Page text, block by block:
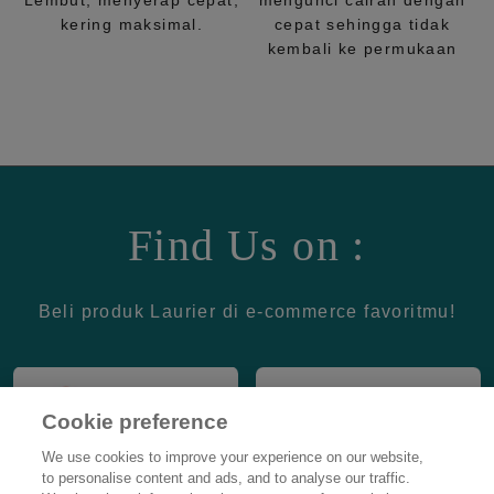
kering maksimal.
cepat sehingga tidak
kembali ke permukaan
Find Us on :
Beli produk Laurier di e-commerce favoritmu!
Cookie preference
We use cookies to improve your experience on our website,
to personalise content and ads, and to analyse our traffic.